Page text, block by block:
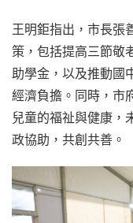
王明鉅指出，市長張
策，包括提高三節敬
助學金，以及推動國
經濟負擔。同時，市
兒童的福祉與健康，
政協助，共創共善。